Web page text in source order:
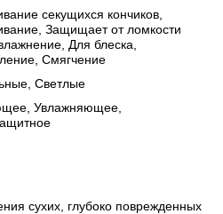
секущихся кончиков,
Защищает от ломкости
Для блеска,
Смягчение
Светлые
Увлажняющее,
сухих, глубоко поврежденных